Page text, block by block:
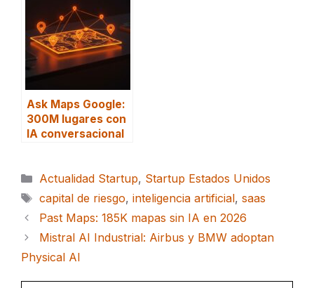
Ask Maps Google:
300M lugares con
IA conversacional
Categorías
Actualidad Startup, Startup Estados Unidos
Etiquetas
capital de riesgo, inteligencia artificial, saas
Past Maps: 185K mapas sin IA en 2026
Mistral AI Industrial: Airbus y BMW adoptan
Physical AI